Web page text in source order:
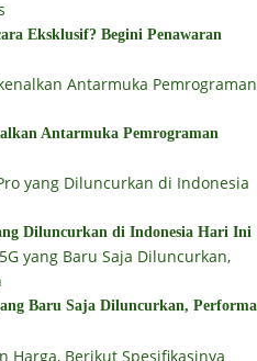
Eksklusif? Begini Penawaran
Antarmuka Pemrograman
Diluncurkan di Indonesia Hari Ini
Baru Saja Diluncurkan, Performa